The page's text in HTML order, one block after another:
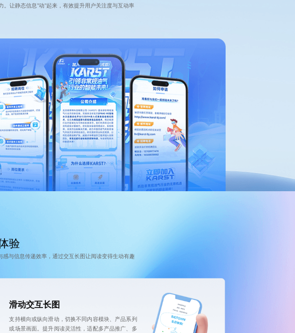
。让静态信息"动"起来，有效提升用户关注度与互动率
验
与信息传递效率，通过交互长图让阅读变得生动有趣
滑动交互长图
支持横向或纵向滑动，切换不同内容模块、产品系列
或场景画面。提升阅读灵活性，适配多产品推广、多